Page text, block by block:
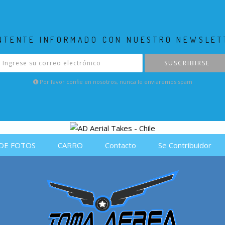
INFORMADO CON NUESTRO
SUSCRIBIRSE
Por favor confie en nosotros, nunca le enviaremos spam
FOTOS CARRO Contacto Se Contribuidor